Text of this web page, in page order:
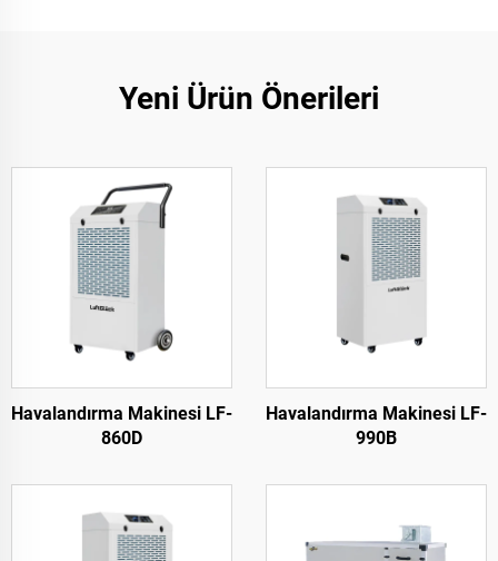
Yeni Ürün Önerileri
Havalandırma Makinesi LF-
860D
Havalandırma Makinesi LF-
990B